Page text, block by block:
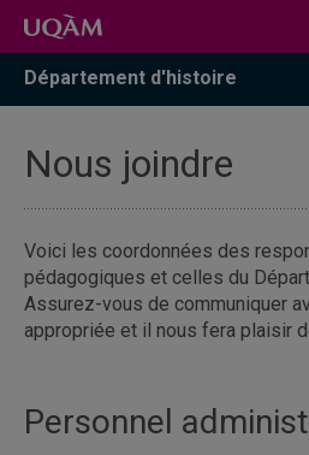
Accéder
recherche
Accéder
menu
pricipal
Accéder
zone
Département d'histoire
Nous joindre
Voici les coordonnées des
pédagogiques et celles du
Assurez-vous de communiquer
appropriée et il nous fera plaisir
Personnel